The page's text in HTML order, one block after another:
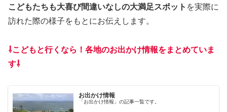
こどもたちも大喜び間違いなしの大満足スポット を実際に
訪れた際の様子をもとにお伝えします。
⇩こどもと行くなら！各地のお出かけ情報をまとめていま
す⇩
お出かけ情報
「お出かけ情報」の記事一覧です。